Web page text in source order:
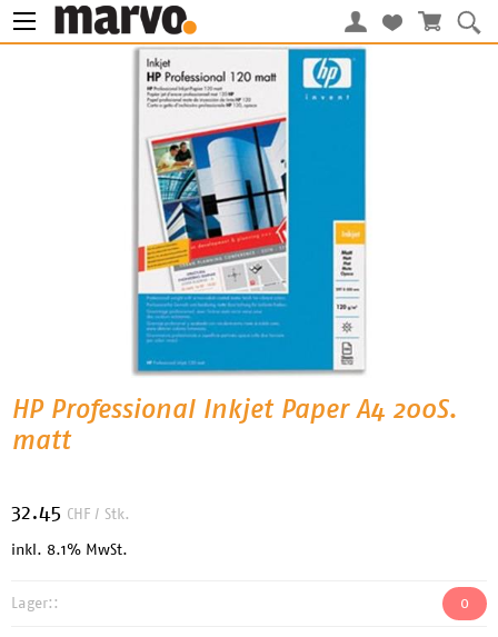
HP Professional Inkjet Paper A4 200S.
matt
32.45 CHF / Stk.
inkl. 8.1% MwSt.
Lager:: 0